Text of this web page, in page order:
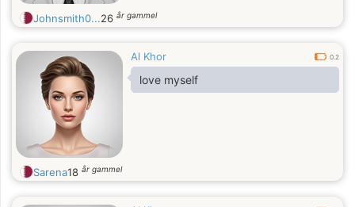
Johnsmith0...26 år gammel
Al Khor 0.2
love myself
Sarena18 år gammel